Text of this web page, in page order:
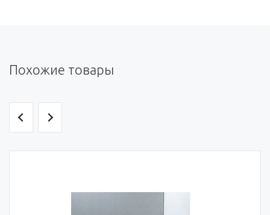
Похожие товары